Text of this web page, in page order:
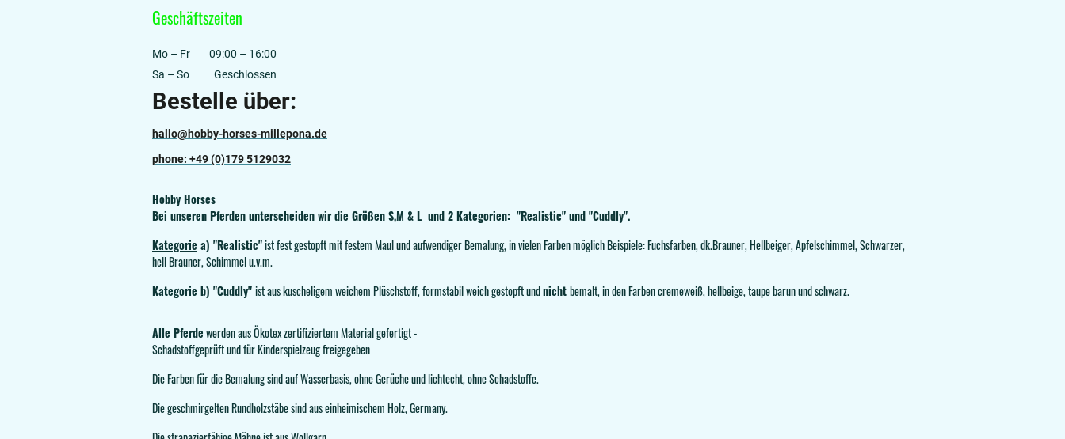
Geschäftszeiten
Bestelle über:
hallo@hobby-horses-millepona.de
phone: +49 (0)179 5129032
Hobby Horses
Bei unseren Pferden unterscheiden wir die Größen S,M & L und 2 Kategorien: "Realistic" und "Cuddly".
Kategorie a) "Realistic"ist fest gestopft mit festem Maul und aufwendiger Bemalung, in vielen Farben möglich Beispiele: Fuchsfarben, dk.Brauner, Hellbeiger, Apfelschimmel, Schwarzer,
hell Brauner, Schimmel u.v.m.
Kategorie b) "Cuddly"ist aus kuscheligem weichem Plüschstoff, formstabil weich gestopft undnichtbemalt, in den Farben cremeweiß, hellbeige, taupe barun und schwarz.
Alle Pferdewerden aus Ökotex zertifiziertem Material gefertigt -
Schadstoffgeprüft und für Kinderspielzeug freigegeben
Die Farben für die Bemalung sind auf Wasserbasis, ohne Gerüche und lichtecht, ohne Schadstoffe.
Die geschmirgelten Rundholzstäbe sind aus einheimischem Holz, Germany.
Mo – Fr 09:00 – 16:00
Sa – So Geschlossen